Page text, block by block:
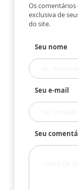
Os comentários
exclusiva de
do site.
Seu nome
Seu e-mail
Seu